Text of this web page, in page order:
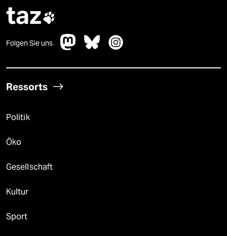
taz
Folgen Sie uns
Ressorts
Politik
Öko
Gesellschaft
Kultur
Sport